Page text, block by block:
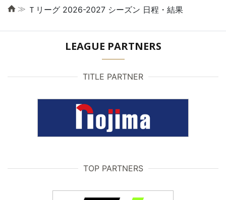
≫ Ｔリーグ 2026-2027 シーズン 日程・結果
LEAGUE PARTNERS
TITLE PARTNER
TOP PARTNERS